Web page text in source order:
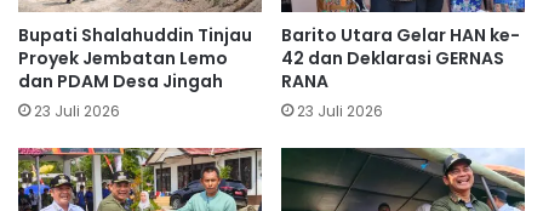
Bupati Shalahuddin Tinjau
Proyek Jembatan Lemo
dan PDAM Desa Jingah
23 Juli 2026
Barito Utara Gelar HAN ke-
42 dan Deklarasi GERNAS
RANA
23 Juli 2026